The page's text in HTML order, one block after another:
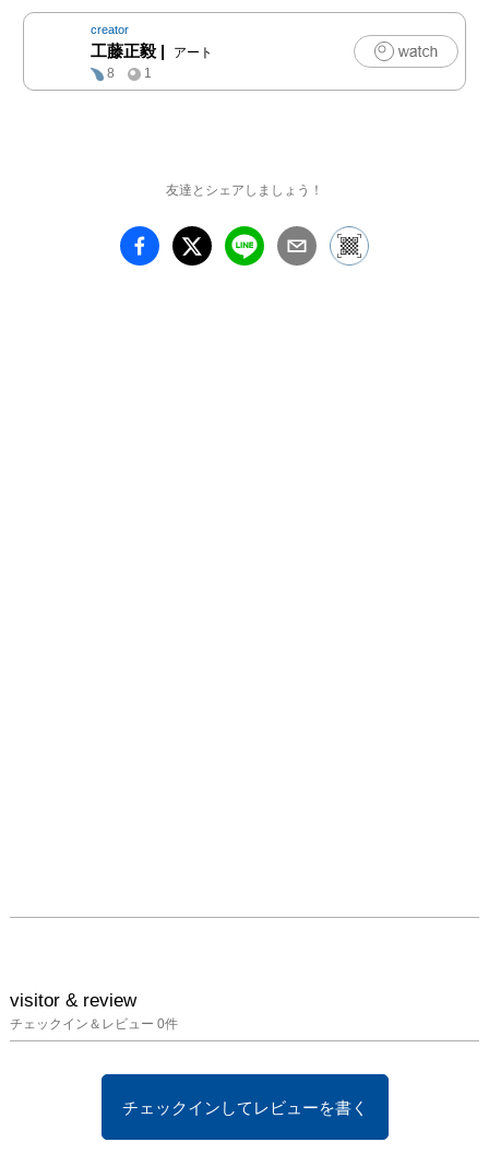
creator
工藤正毅 |
アート
8
1
友達とシェアしましょう！
visitor & review
チェックイン＆レビュー 0件
チェックインしてレビューを書く